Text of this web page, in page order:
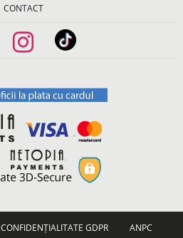
CONTACT
CONFIDENȚIALITATE GDPR
ANPC